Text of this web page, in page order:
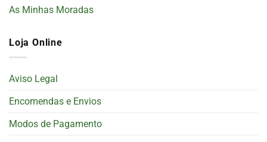
As Minhas Moradas
Loja Online
Aviso Legal
Encomendas e Envios
Modos de Pagamento